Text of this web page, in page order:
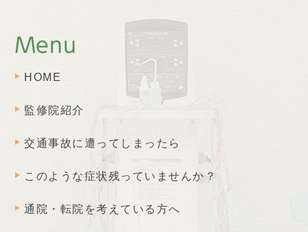
Menu
HOME
監修院紹介
交通事故に遭ってしまったら
このような症状残っていませんか？
通院・転院を考えている方へ